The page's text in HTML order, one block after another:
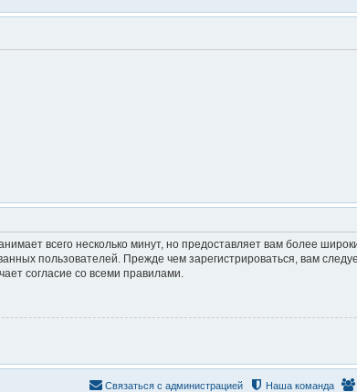
всего несколько минут, но предоставляет вам более
пользователей. Прежде чем зарегистрироваться, вам
согласие со всеми правилами.
Наша команда
Связаться с администрацией